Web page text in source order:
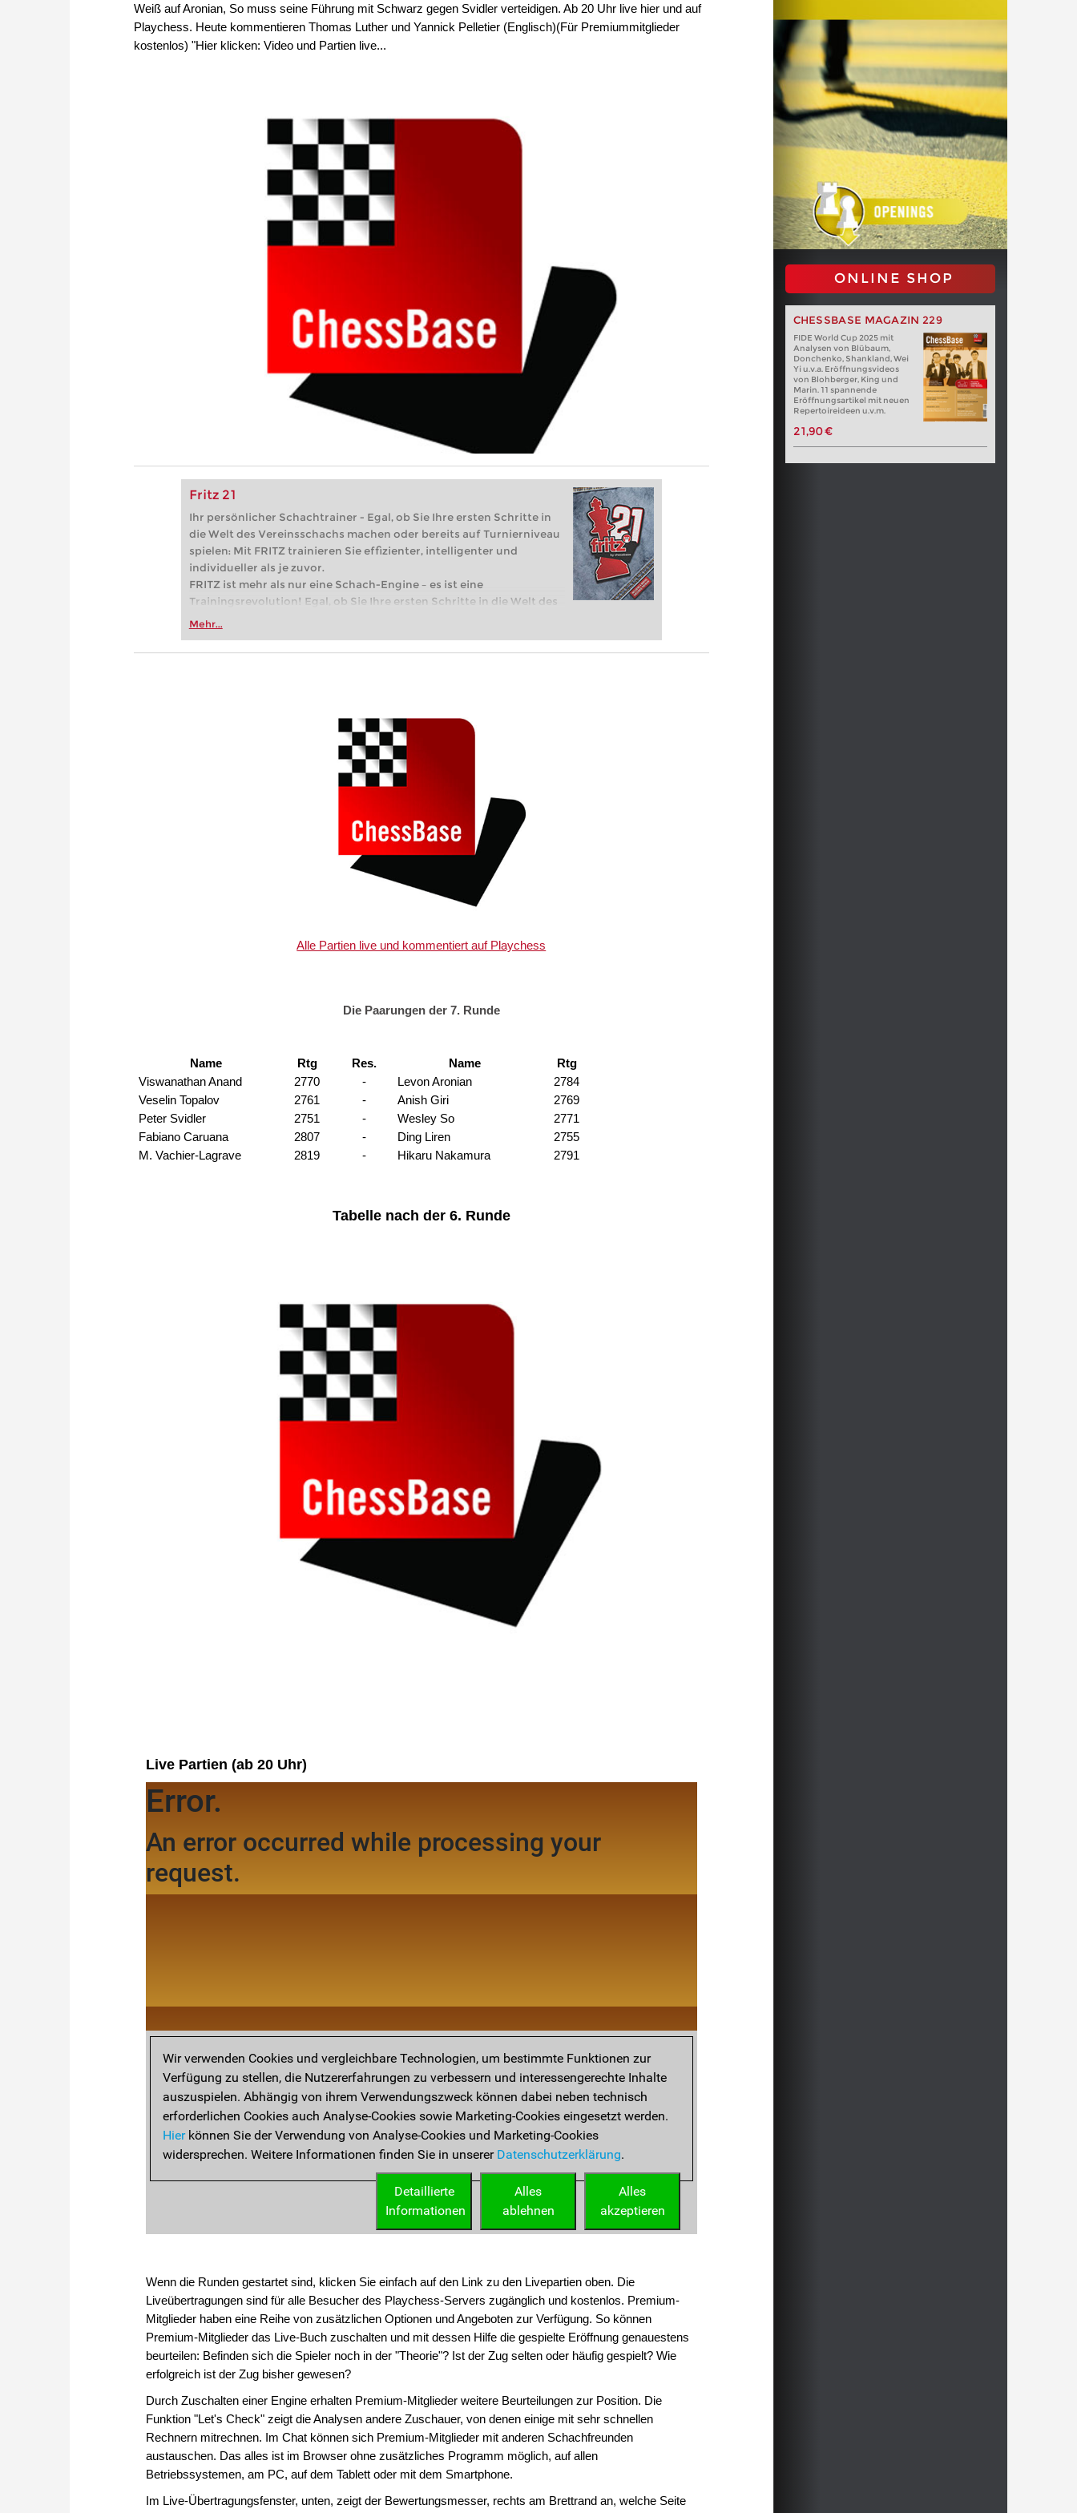
Weiß auf Aronian, So muss seine Führung mit Schwarz gegen Svidler verteidigen. Ab 20 Uhr live hier und auf
Playchess. Heute kommentieren Thomas Luther und Yannick Pelletier (Englisch)(Für Premiummitglieder
kostenlos) "Hier klicken: Video und Partien live...
Fritz 21
Ihr persönlicher Schachtrainer - Egal, ob Sie Ihre ersten Schritte in
die Welt des Vereinsschachs machen oder bereits auf Turnierniveau
spielen: Mit FRITZ trainieren Sie effizienter, intelligenter und
individueller als je zuvor.
FRITZ ist mehr als nur eine Schach-Engine – es ist eine
Trainingsrevolution! Egal, ob Sie Ihre ersten Schritte in die Welt des
Vereinsschachs machen oder bereits auf Turnierniveau spielen: Mit
zuvor.
Mehr...
ONLINE SHOP
CHESSBASE MAGAZIN 229
FIDE World Cup 2025 mit
Analysen von Blübaum,
Donchenko, Shankland, Wei
Yi u.v.a. Eröffnungsvideos
von Blohberger, King und
Marin. 11 spannende
Eröffnungsartikel mit neuen
Repertoireideen u.v.m.
21,90 €
Alle Partien live und kommentiert auf Playchess
Die Paarungen der 7. Runde
Name Rtg Res. Name
Rtg
Viswanathan Anand
2770 - Levon Aronian
2784
Veselin Topalov
2761 - Anish Giri
2769
Peter Svidler
2751 - Wesley So
2771
Fabiano Caruana
2807 - Ding Liren
2755
M. Vachier-Lagrave
2819 - Hikaru Nakamura 2791
Tabelle nach der 6. Runde
Live Partien (ab 20 Uhr)
Wenn die Runden gestartet sind, klicken Sie einfach auf den Link zu den Livepartien oben. Die
Liveübertragungen sind für alle Besucher des Playchess-Servers zugänglich und kostenlos. Premium-
Mitglieder haben eine Reihe von zusätzlichen Optionen und Angeboten zur Verfügung. So können
Premium-Mitglieder das Live-Buch zuschalten und mit dessen Hilfe die gespielte Eröffnung genauestens
beurteilen: Befinden sich die Spieler noch in der "Theorie"? Ist der Zug selten oder häufig gespielt? Wie
erfolgreich ist der Zug bisher gewesen?
Durch Zuschalten einer Engine erhalten Premium-Mitglieder weitere Beurteilungen zur Position. Die
Funktion "Let's Check" zeigt die Analysen andere Zuschauer, von denen einige mit sehr schnellen
Rechnern mitrechnen. Im Chat können sich Premium-Mitglieder mit anderen Schachfreunden
austauschen. Das alles ist im Browser ohne zusätzliches Programm möglich, auf allen
Betriebssystemen, am PC, auf dem Tablett oder mit dem Smartphone.
Im Live-Übertragungsfenster, unten, zeigt der Bewertungsmesser, rechts am Brettrand an, welche Seite